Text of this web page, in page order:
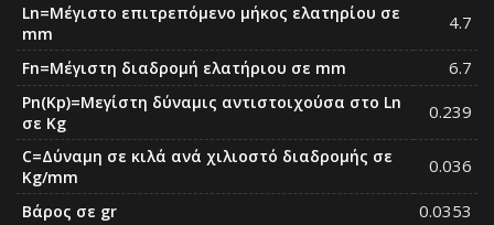
Ln=Μέγιστο επιτρεπόμενο μήκος ελατηρίου σε
mm
4.7
Fn=Μέγιστη διαδρομή ελατήριου σε mm 6.7
Pn(Kp)=Μεγίστη δύναμις αντιστοιχούσα στο Ln
σε Kg
0.239
C=Δύναμη σε κιλά ανά χιλιοστό διαδρομής σε
Kg/mm
0.036
Βάρος σε gr 0.0353